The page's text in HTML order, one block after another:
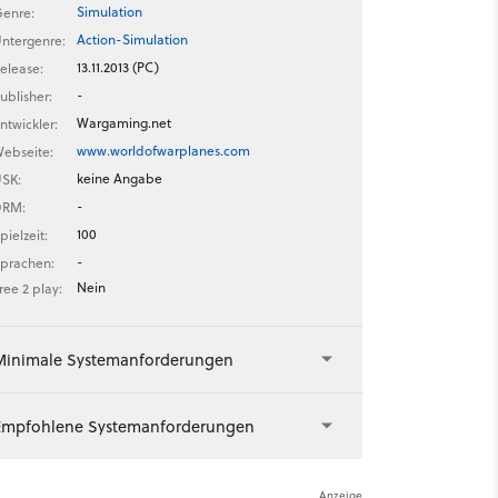
Simulation
Action-Simulation
13.11.2013 (PC)
-
Wargaming.net
www.worldofwarplanes.com
keine Angabe
-
100
-
2 play:
Nein
Systemanforderungen
Systemanforderungen